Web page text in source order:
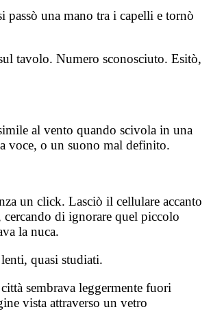
passò una mano tra i capelli e tornò
tavolo. Numero sconosciuto. Esitò,
al vento quando scivola in una
voce, o un suono mal definito.
un click. Lasciò il cellulare accanto
cercando di ignorare quel piccolo
la nuca.
quasi studiati.
sembrava leggermente fuori
vista attraverso un vetro